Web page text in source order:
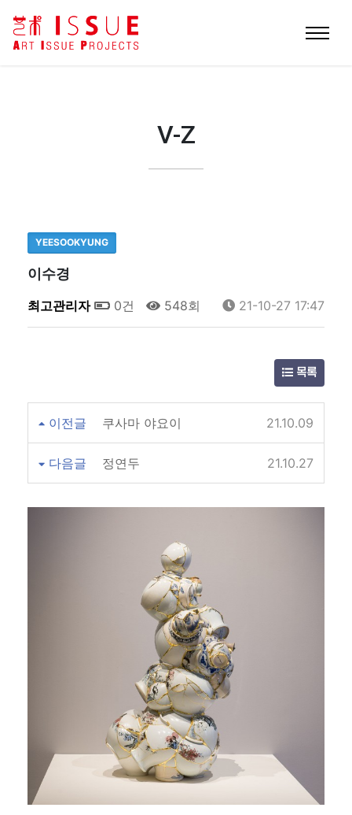
V-Z
YEESOOKYUNG
이수경
최고관리자 0건 548회 21-10-27 17:47
목록
이전글 쿠사마 야요이 21.10.09
다음글 정연두 21.10.27